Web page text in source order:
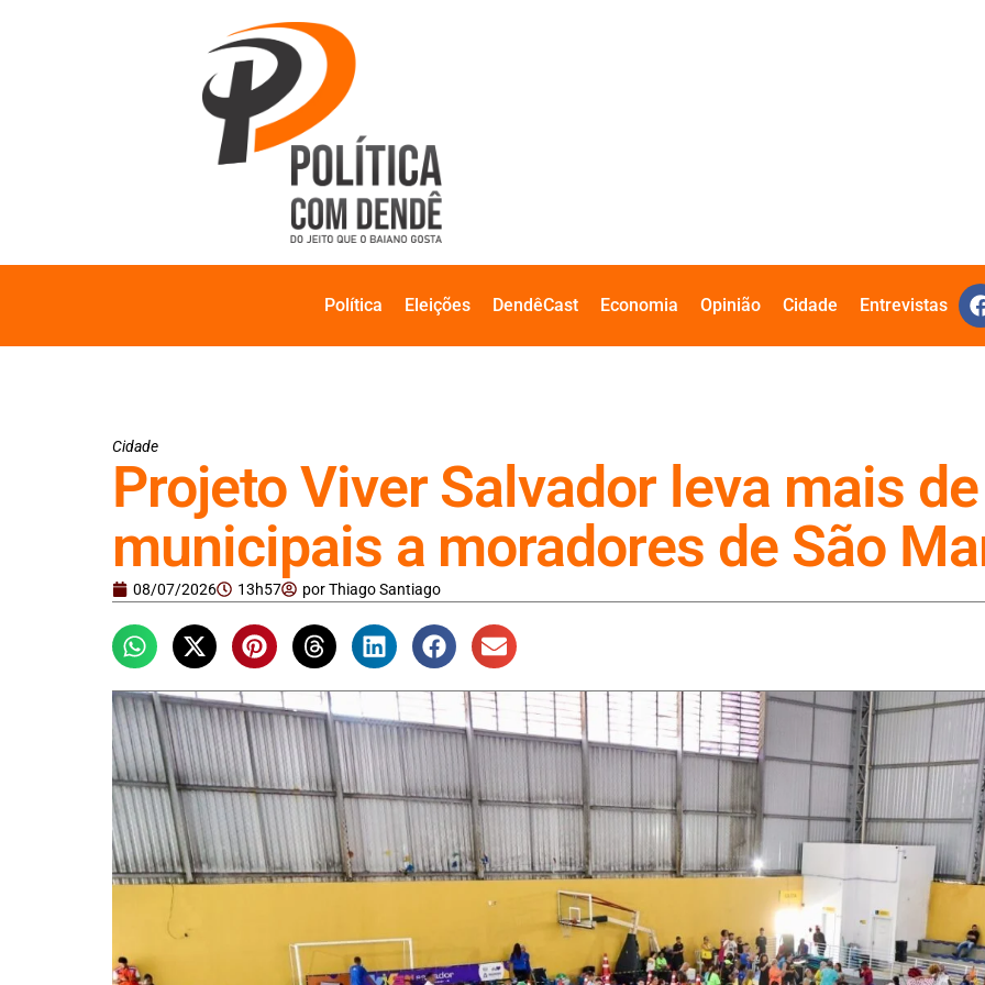
Política Eleições DendêCast Economia Opinião Cidade Entrevistas
Cidade
Projeto Viver Salvador leva mais
municipais a moradores de São
08/07/2026 13h57 porThiago Santiago